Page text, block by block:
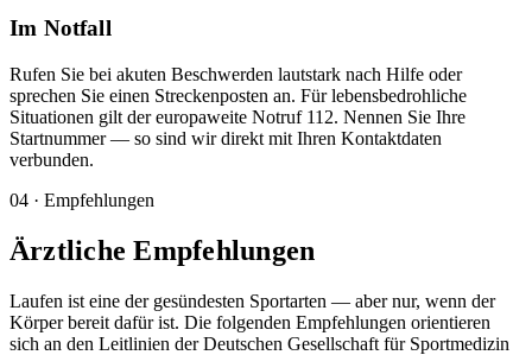
Im Notfall
Rufen Sie bei akuten Beschwerden lautstark nach Hilfe oder
sprechen Sie einen Streckenposten an. Für lebensbedrohliche
Situationen gilt der europaweite Notruf 112. Nennen Sie Ihre
Startnummer — so sind wir direkt mit Ihren Kontaktdaten
verbunden.
04 · Empfehlungen
Ärztliche Empfehlungen
Laufen ist eine der gesündesten Sportarten — aber nur, wenn der
Körper bereit dafür ist. Die folgenden Empfehlungen orientieren
sich an den Leitlinien der Deutschen Gesellschaft für Sportmedizin